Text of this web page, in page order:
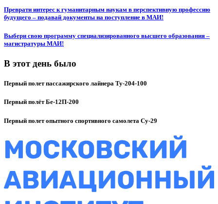
Преврати интерес к гуманитарным наукам в перспективную профессию
будущего – подавай документы на поступление в МАИ!
Выбери свою программу специализированного высшего образования –
магистратуры МАИ!
В этот день было
Первый полет пассажирского лайнера Ту-204-100
Первый полёт Бе-12П-200
Первый полет опытного спортивного самолета Су-29